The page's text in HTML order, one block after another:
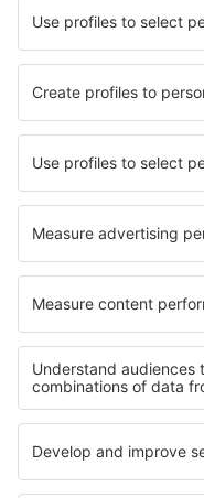
Hotels in Bastrop
Hotels in Santa Rita de
Hotels in Oksino
Hotels in Castile-La
Hotels auf Formentera
Hotels im Aostatal
Hotels in Mährische Karst